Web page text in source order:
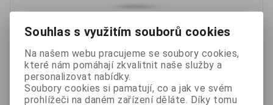
Náhradní přijímač se SAMOUČENÍM kódů a vyspělou
technologií OBOUSMĚRNÉHO přenosu signálu.
650 Kč
Souhlas s využitím souborů cookies
Na našem webu pracujeme se soubory cookies,
které nám pomáhají zkvalitnit naše služby a
personalizovat nabídky.
Soubory cookies si pamatují, co a jak ve svém
prohlížeči na daném zařízení děláte. Díky tomu